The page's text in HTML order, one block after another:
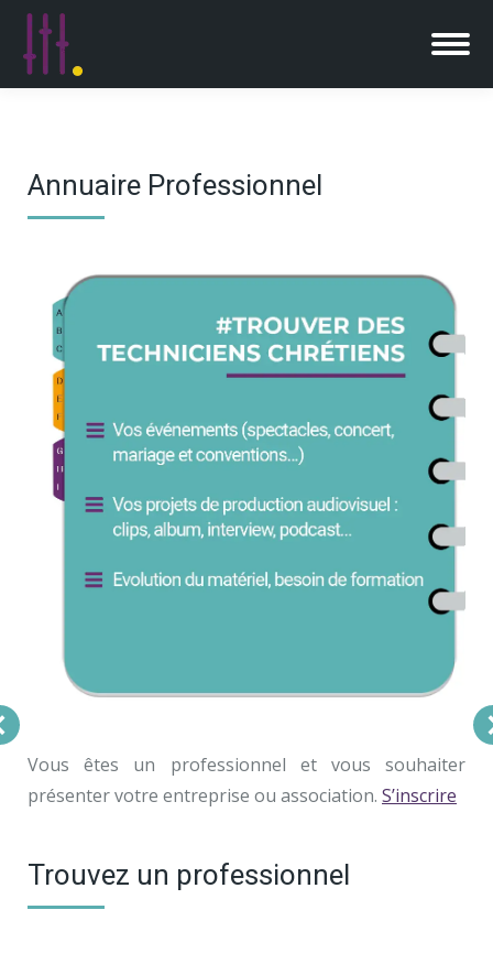
Annuaire Professionnel
Vous êtes un professionnel et vous souhaiter
présenter votre entreprise ou association. S’inscrire
Trouvez un professionnel